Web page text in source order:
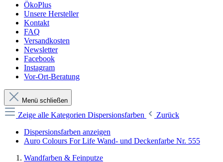
ÖkoPlus
Unsere Hersteller
Kontakt
FAQ
Versandkosten
Newsletter
Facebook
Instagram
Vor-Ort-Beratung
Menü schließen
Zeige alle Kategorien Dispersionsfarben
Zurück
Dispersionsfarben anzeigen
Auro Colours For Life Wand- und Deckenfarbe Nr. 555
Wandfarben & Feinputze